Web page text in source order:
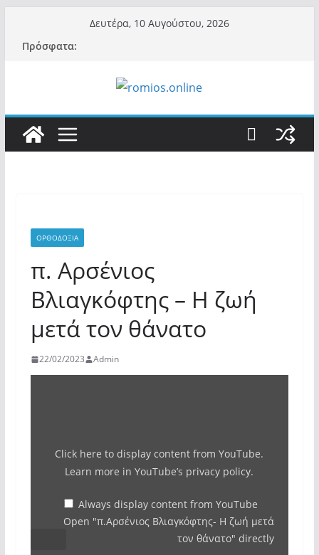
περιεχόμενο
Δευτέρα, 10 Αυγούστου, 2026
Πρόσφατα:
ΟΡΘΟΔΟΞΙΑ
π. Αρσένιος
Βλιαγκόφτης – Η ζωή
μετά τον θάνατο
22/02/2023 Admin
ζωή
τον
θάνατο"
from
Click here to display content from YouTube.
Learn more inYouTube’s privacy policy.
Always display content from YouTube
Open "π.Αρσένιος Βλιαγκόφτης- Η ζωή μετά
τον θάνατο" directly